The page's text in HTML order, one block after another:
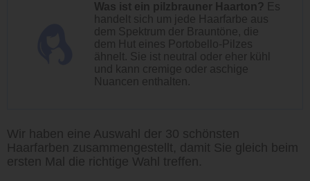
Was ist ein pilzbrauner Haarton? Es
handelt sich um jede Haarfarbe aus
dem Spektrum der Brauntöne, die
dem Hut eines Portobello-Pilzes
ähnelt. Sie ist neutral oder eher kühl
und kann cremige oder aschige
Nuancen enthalten.
Wir haben eine Auswahl der 30 schönsten
Haarfarben zusammengestellt, damit Sie gleich beim
ersten Mal die richtige Wahl treffen.